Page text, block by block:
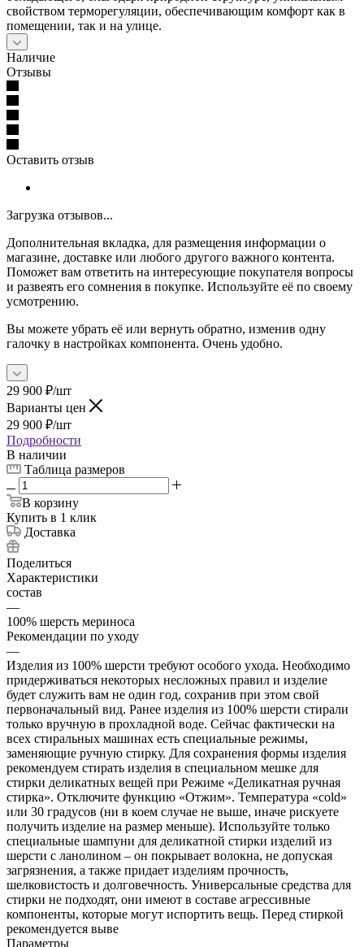
свойством терморегуляции, обеспечивающим комфорт как в
помещении, так и на улице.
Наличие
Отзывы
Оставить отзыв
Загрузка отзывов...
Дополнительная вкладка, для размещения информации о
магазине, доставке или любого другого важного контента.
Поможет вам ответить на интересующие покупателя вопросы
и развеять его сомнения в покупке. Используйте её по своему
усмотрению.
Вы можете убрать её или вернуть обратно, изменив одну
галочку в настройках компонента. Очень удобно.
29 900 ₽/шт
Варианты цен
29 900 ₽/шт
Подробности
В наличии
Таблица размеров
В корзину
Купить в 1 клик
Доставка
Поделиться
Характеристики
состав
—
100% шерсть мериноcа
Рекомендации по уходу
—
Изделия из 100% шерсти требуют особого ухода. Необходимо
придерживаться некоторых несложных правил и изделие
будет служить вам не один год, сохранив при этом свой
первоначальный вид. Ранее изделия из 100% шерсти стирали
только вручную в прохладной воде. Сейчас фактически на
всех стиральных машинах есть специальные режимы,
заменяющие ручную стирку. Для сохранения формы изделия
рекомендуем стирать изделия в специальном мешке для
стирки деликатных вещей при Режиме «Деликатная ручная
стирка». Отключите функцию «Отжим». Температура «cold»
или 30 градусов (ни в коем случае не выше, иначе рискуете
получить изделие на размер меньше). Используйте только
специальные шампуни для деликатной стирки изделий из
шерсти с ланолином – он покрывает волокна, не допуская
загрязнения, а также придает изделиям прочность,
шелковистость и долговечность. Универсальные средства для
стирки не подходят, они имеют в составе агрессивные
компоненты, которые могут испортить вещь. Перед стиркой
рекомендуется выве
Параметры